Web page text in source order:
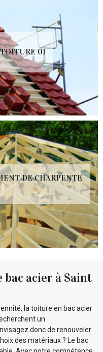
01
DE CHARPENTE
acier à Saint
la toiture en bac acier
un
donc de renouveler
des matériaux ? Le bac